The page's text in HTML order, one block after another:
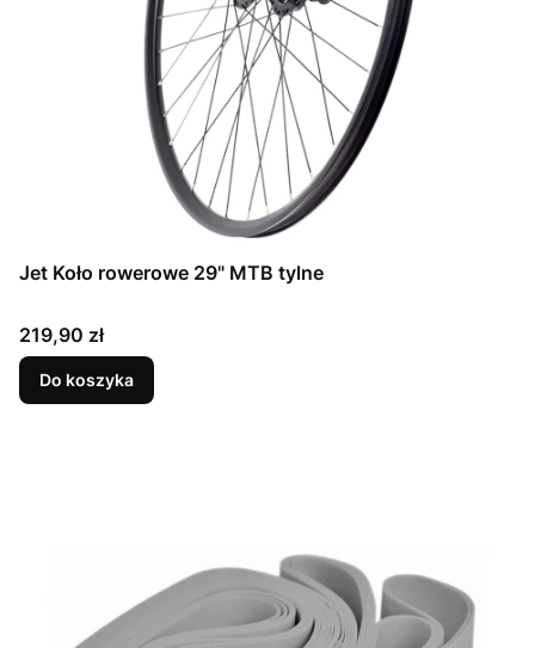
Jet Koło rowerowe 29" MTB tylne
Cena
219,90 zł
Do koszyka